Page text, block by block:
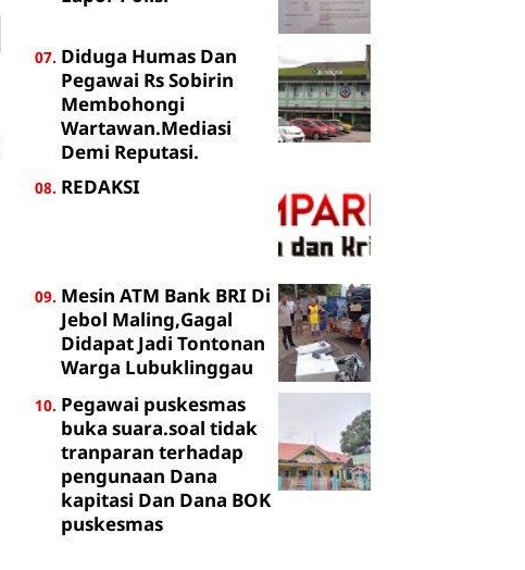
Diduga Humas Dan
Pegawai Rs Sobirin
Membohongi
Wartawan.Mediasi
Demi Reputasi.
REDAKSI
Mesin ATM Bank BRI Di
Jebol Maling,Gagal
Didapat Jadi Tontonan
Warga Lubuklinggau
Pegawai puskesmas
buka suara.soal tidak
tranparan terhadap
pengunaan Dana
kapitasi Dan Dana BOK
puskesmas